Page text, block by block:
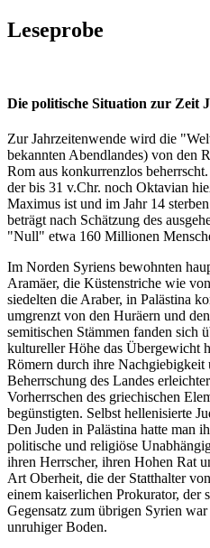
Leseprobe
Die politische Situation zur Zeit
Zur Jahrzeitenwende wird die
bekannten Abendlandes) von den
Rom aus konkurrenzlos
der bis 31 v.Chr. noch Oktavian
Maximus ist und im Jahr 14
beträgt nach Schätzung des
"Null" etwa 160 Millionen
Im Norden Syriens bewohnten
Aramäer, die Küstenstriche wie
siedelten die Araber, in Palästina
umgrenzt von den Huräern und
semitischen Stämmen fanden sich
kultureller Höhe das Übergewicht
Römern durch ihre Nachgiebigkeit
Beherrschung des Landes
Vorherrschen des griechischen
begünstigten. Selbst hellenisierte
Den Juden in Palästina hatte man
politische und religiöse
ihren Herrscher, ihren Hohen Rat
Art Oberheit, die der Statthalter
einem kaiserlichen Prokurator, der
Gegensatz zum übrigen Syrien war
unruhiger Boden.